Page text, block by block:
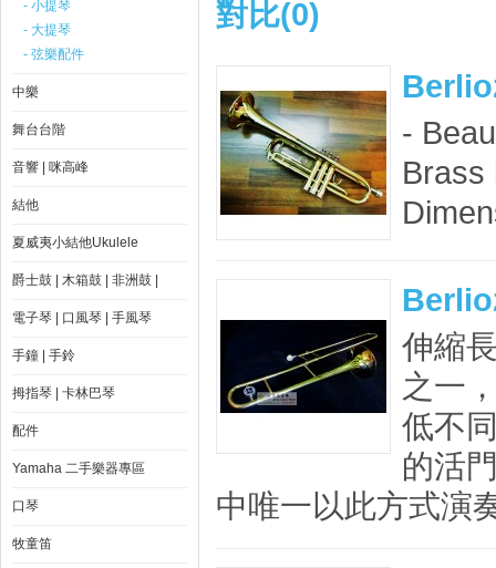
- 小提琴
- 大提琴
- 弦樂配件
中樂
舞台台階
音響 | 咪高峰
結他
夏威夷小結他Ukulele
爵士鼓 | 木箱鼓 | 非洲鼓 |
電子琴 | 口風琴 | 手風琴
手鐘 | 手鈴
拇指琴 | 卡林巴琴
配件
Yamaha 二手樂器專區
口琴
牧童笛
對比(0)
-
Brass
伸縮
之一
低不
的活
中唯一以此方式演